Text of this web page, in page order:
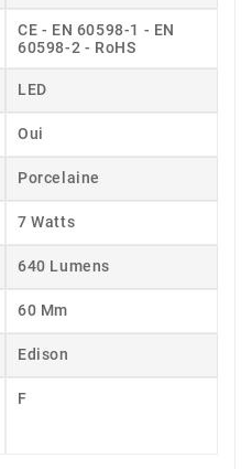
CE - EN 60598-1 - EN
60598-2 - RoHS
LED
Oui
Porcelaine
7 Watts
640 Lumens
60 Mm
Edison
F